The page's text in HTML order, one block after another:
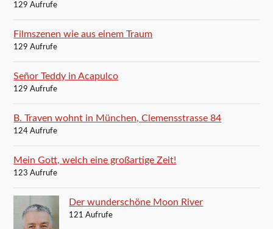
129 Aufrufe
Filmszenen wie aus einem Traum
129 Aufrufe
Señor Teddy in Acapulco
129 Aufrufe
B. Traven wohnt in München, Clemensstrasse 84
124 Aufrufe
Mein Gott, welch eine großartige Zeit!
123 Aufrufe
Der wunderschöne Moon River
121 Aufrufe